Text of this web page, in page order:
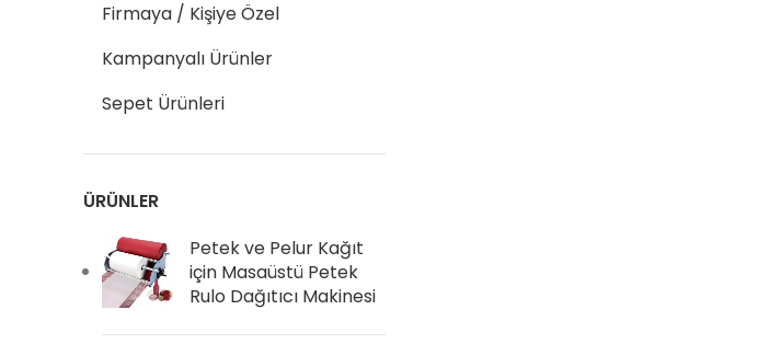
Firmaya / Kişiye Özel
Kampanyalı Ürünler
Sepet Ürünleri
ÜRÜNLER
Petek ve Pelur Kağıt
için Masaüstü Petek
Rulo Dağıtıcı Makinesi